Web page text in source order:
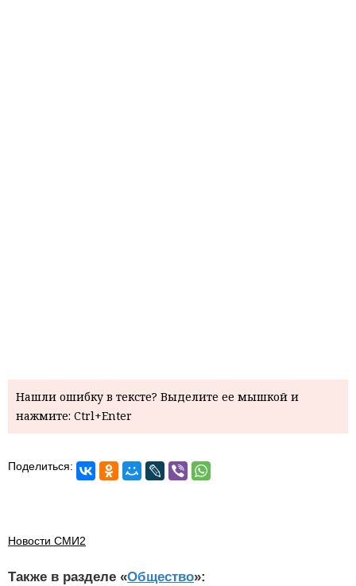
Нашли ошибку в тексте? Выделите ее мышкой и
нажмите: Ctrl+Enter
Поделиться:
Новости СМИ2
Также в разделе «Общество»: